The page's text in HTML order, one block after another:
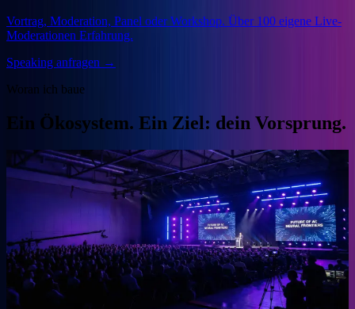
Vortrag, Moderation, Panel oder Workshop. Über 100 eigene Live-
Moderationen Erfahrung.
Speaking anfragen →
Woran ich baue
Ein Ökosystem. Ein Ziel: dein Vorsprung.
Veranstalter
OGcon
Europas führender KI-Kongress für Unternehmer.
Die OGcon bringt die besten Köpfe zu KI und Marketing auf eine
Bühne. 15.000 Anmeldungen 2024, Gary Vaynerchuk als Gast in
den Jahren 2023 und 2024. Live kostenlos, Aufzeichnungen als
VIP-Ticket.